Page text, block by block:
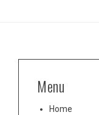
Menu
Home